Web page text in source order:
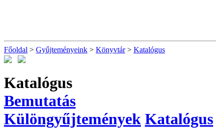
Főoldal > Gyűjteményeink > Könyvtár> Katalógus
Katalógus
Bemutatás
Különgyűjtemények Katalógus